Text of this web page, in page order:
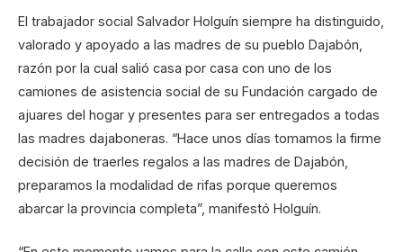
El trabajador social Salvador Holguín siempre ha distinguido,
valorado y apoyado a las madres de su pueblo Dajabón,
razón por la cual salió casa por casa con uno de los
camiones de asistencia social de su Fundación cargado de
ajuares del hogar y presentes para ser entregados a todas
las madres dajaboneras. “Hace unos días tomamos la firme
decisión de traerles regalos a las madres de Dajabón,
preparamos la modalidad de rifas porque queremos
abarcar la provincia completa”, manifestó Holguín.